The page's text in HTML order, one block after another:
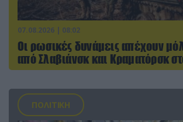
07.08.2026 | 08:02
Οι ρωσικές δυνάμεις απέχουν
από Σλαβιάνσκ και Κραματόρσκ
ΠΟΛΙΤΙΚΗ